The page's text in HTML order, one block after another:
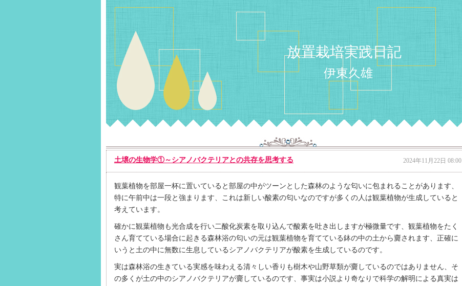
放置栽培実践日記
伊東久雄
土壌の生物学①～シアノバクテリアとの共存を思考する 2024年11月22日 08:00
観葉植物を部屋一杯に置いていると部屋の中がツーンとした森林のような匂いに包まれることがあります、
特に午前中は一段と強まります、これは新しい酸素の匂いなのですが多くの人は観葉植物が生成していると
考えています。
確かに観葉植物も光合成を行い二酸化炭素を取り込んで酸素を吐き出しますが極微量です、観葉植物をたく
さん育てている場合に起きる森林浴の匂いの元は観葉植物を育てている鉢の中の土から齎されます、正確に
いうと土の中に無数に生息しているシアノバクテリアが酸素を生成しているのです。
実は森林浴の生きている実感を味わえる清々しい香りも樹木や山野草類が齎しているのではありません、そ
の多くが土の中のシアノバクテリアが齎しているのです、事実は小説より奇なりで科学の解明による真実は